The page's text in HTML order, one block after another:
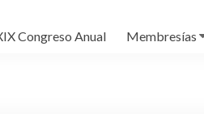
Congreso Anual Membresías